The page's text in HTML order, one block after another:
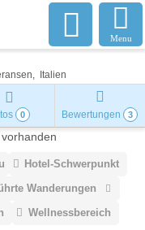
Menu
Italien
0 Bewertungen 3
Hotel-Schwerpunkt
Wanderungen
Wellnessbereich